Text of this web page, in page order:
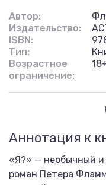
Автор:
Издательство:
ISBN:
Тип:
Возрастное
ограничение:
Аннотация к
«Я?» — необычный и
роман Петера